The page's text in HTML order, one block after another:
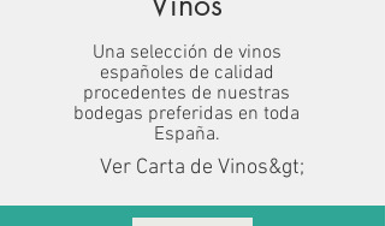
Una selección de vinos
españoles de calidad
procedentes de nuestras
bodegas preferidas en toda
España.
Ver Carta de Vinos&gt;